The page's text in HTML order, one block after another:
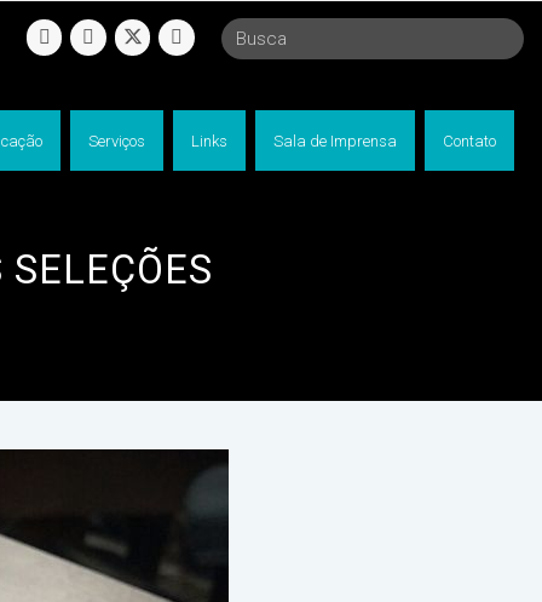
facebookinstagram
twitterlinkedin
Serviços Links Sala de Imprensa Contato